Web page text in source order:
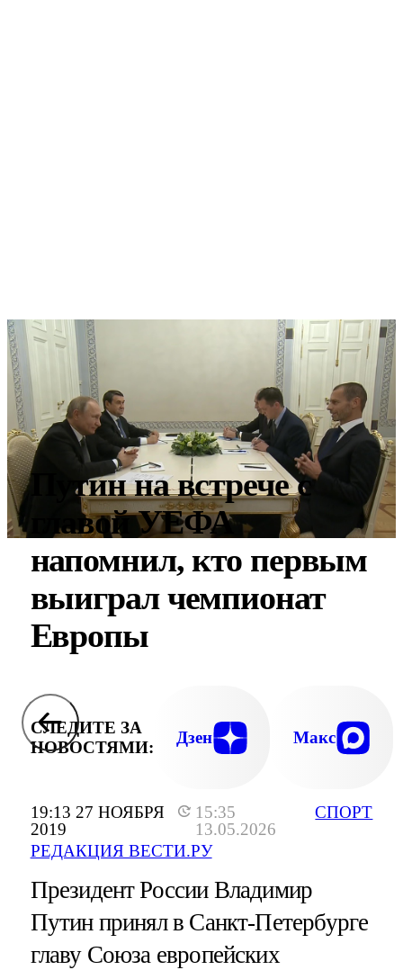
19:13 27 НОЯБРЯ
2019
15:35
13.05.2026
РЕДАКЦИЯ ВЕСТИ.РУ
СПОРТ
Путин на встрече с
главой УЕФА
напомнил, кто первым
выиграл чемпионат
Европы
СЛЕДИТЕ ЗА
НОВОСТЯМИ:
Дзен Макс
Президент России Владимир
Путин принял в Санкт-Петербурге
главу Союза европейских